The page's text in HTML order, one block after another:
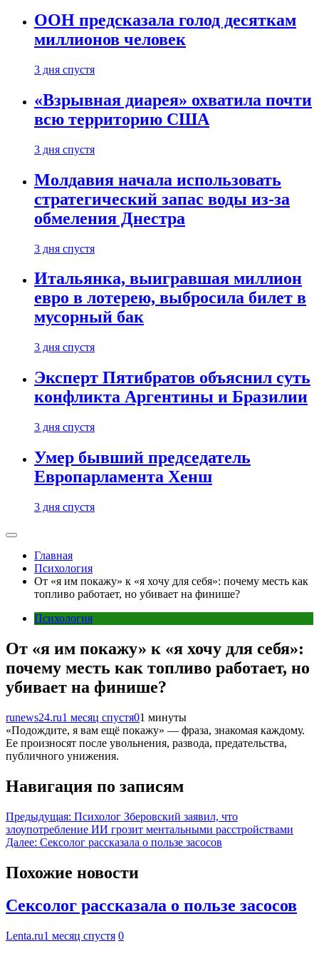
ООН предсказала голод десяткам
миллионов человек
3 дня спустя
«Взрывная диарея» охватила почти
всю территорию США
3 дня спустя
Молдавия начала использовать
стратегический запас воды из-за
обмеления Днестра
3 дня спустя
Итальянка, выигравшая миллион
евро в лотерею, выбросила билет в
мусорный бак
3 дня спустя
Эксперт Пятибратов объяснил суть
конфликта Аргентины и Бразилии
3 дня спустя
Умер бывший председатель
Европарламента Хенш
3 дня спустя
Главная
Психология
От «я им покажу» к «я хочу для себя»: почему месть как
топливо работает, но убивает на финише?
Психология
От «я им покажу» к «я хочу для себя»:
почему месть как топливо работает, но
убивает на финише?
runews24.ru1 месяц спустя01 минуты
«Подождите, я вам ещё покажу» — фраза, знакомая каждому.
Ее произносят после увольнения, развода, предательства,
публичного унижения.
Навигация по записям
Предыдущая: Психолог Зберовский заявил, что
злоупотребление ИИ грозит ментальными расстройствами
Далее: Сексолог рассказала о пользе засосов
Похожие новости
Сексолог рассказала о пользе засосов
Lenta.ru1 месяц спустя 0